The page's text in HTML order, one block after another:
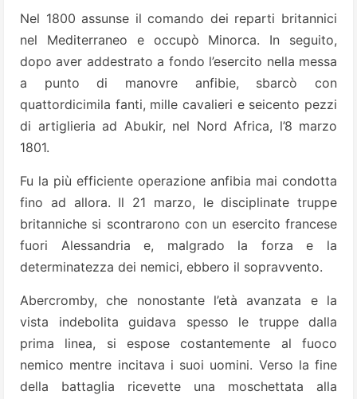
Nel 1800 assunse il comando dei reparti britannici
nel Mediterraneo e occupò Minorca. In seguito,
dopo aver addestrato a fondo l’esercito nella messa
a punto di manovre anfibie, sbarcò con
quattordicimila fanti, mille cavalieri e seicento pezzi
di artiglieria ad Abukir, nel Nord Africa, l’8 marzo
1801.
Fu la più efficiente operazione anfibia mai condotta
fino ad allora. Il 21 marzo, le disciplinate truppe
britanniche si scontrarono con un esercito francese
fuori Alessandria e, malgrado la forza e la
determinatezza dei nemici, ebbero il sopravvento.
Abercromby, che nonostante l’età avanzata e la
vista indebolita guidava spesso le truppe dalla
prima linea, si espose costantemente al fuoco
nemico mentre incitava i suoi uomini. Verso la fine
della battaglia ricevette una moschettata alla